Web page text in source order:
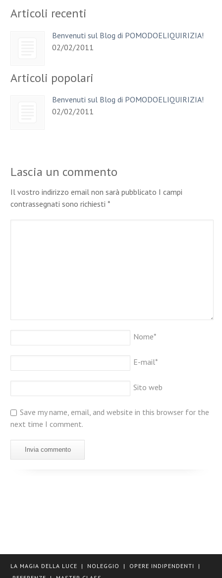
Articoli recenti
Benvenuti sul Blog di POMODOELIQUIRIZIA!
02/02/2011
Articoli popolari
Benvenuti sul Blog di POMODOELIQUIRIZIA!
02/02/2011
Lascia un commento
Il vostro indirizzo email non sarà pubblicato I campi
contrassegnati sono richiesti*
Nome*
E-mail*
Sito web
Save my name, email, and website in this browser for the
next time I comment.
LA MAGIA DELLA LUCE | NOLEGGIO | OPERE INDIPENDENTI
|